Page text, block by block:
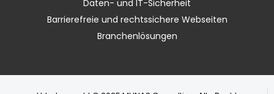
Daten- und IT-Sicherheit
Barrierefreie und rechtssichere Webseiten
Branchenlösungen